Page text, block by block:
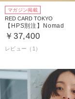
マガジン掲載
RED CARD TOKYO
【HPS別注】Nomad
￥37,400
レビュー（1）